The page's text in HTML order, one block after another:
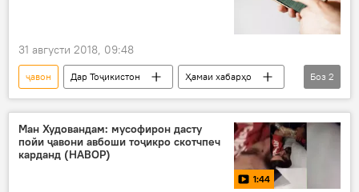
31 августи 2018, 09:48
ҷавон Дар Тоҷикистон
Ҳамаи хабарҳо
телефон
дуздӣ
Боз 2
Ман Худовандам: мусофирон дасту
пойи ҷавони авбоши тоҷикро скотчпеч
карданд (НАВОР)
1:44